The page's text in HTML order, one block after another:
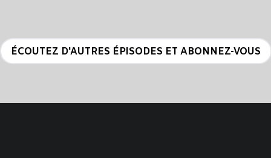
ÉCOUTEZ D'AUTRES ÉPISODES ET ABONNEZ-VOUS